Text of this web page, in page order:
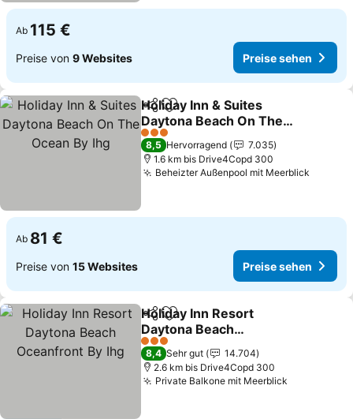
Ab 115 €
Preise von 9 Websites Preise sehen
TeilenZu Favoriten hinzufügen
Holiday Inn & Suites
Daytona Beach On The
Ocean By Ihg
3 Sterne
8,5 Hervorragend
7.035
1.6 km bis Drive4Copd 300
Beheizter Außenpool mit Meerblick
Ab 81 €
Preise von 15 Websites Preise sehen
TeilenZu Favoriten hinzufügen
Holiday Inn Resort
Daytona Beach
Oceanfront By Ihg
3 Sterne
8,4 Sehr gut
14.704
2.6 km bis Drive4Copd 300
Private Balkone mit Meerblick